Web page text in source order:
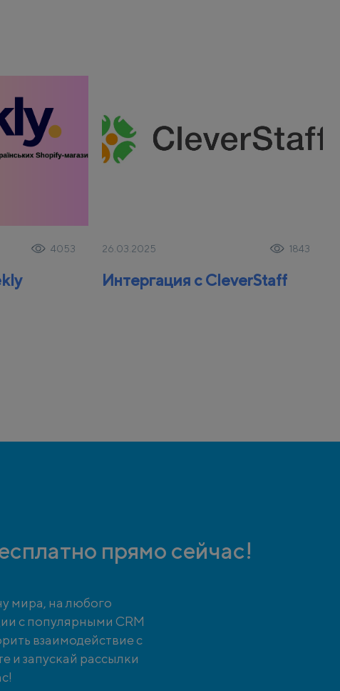
4053 26.03.2025 1843
Интергация с CleverStaff
прямо сейчас!
мира, на любого
с популярными CRM
взаимодействие с
и запускай рассылки